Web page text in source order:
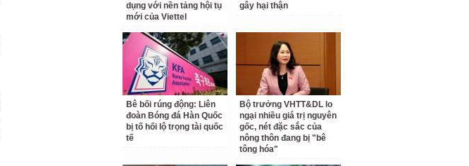
dụng với nền tảng hội tụ
mới của Viettel
gây hại thận
Bê bối rúng động: Liên
đoàn Bóng đá Hàn Quốc
bị tố hối lộ trọng tài quốc
tế
Bộ trưởng VHTT&DL lo
ngại nhiều giá trị nguyên
gốc, nét đặc sắc của
nông thôn đang bị "bê
tông hóa"